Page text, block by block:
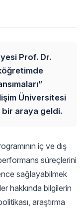
Prof. Dr.
Üniversitesi
bir araya geldi.
iç ve dış
süreçlerini
sağlayabilmek
hakkında bilgilerin
araştırma